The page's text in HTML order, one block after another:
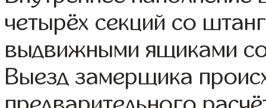
четырёх секций со
выдвижными ящиками
Выезд замерщика